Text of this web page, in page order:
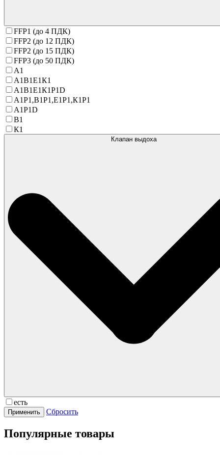
FFP1 (до 4 ПДК)
FFP2 (до 12 ПДК)
FFP2 (до 15 ПДК)
FFP3 (до 50 ПДК)
А1
А1В1Е1К1
А1В1Е1К1Р1D
А1Р1,В1Р1,Е1Р1,К1Р1
А1Р1D
В1
К1
Клапан выдоха
есть
Сбросить
Популярные товары